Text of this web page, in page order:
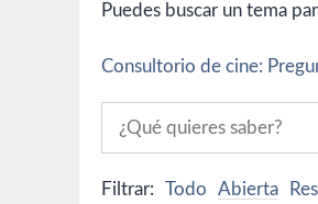
Puedes buscar un tema
Consultorio de cine:
Filtrar: Todo Abierta